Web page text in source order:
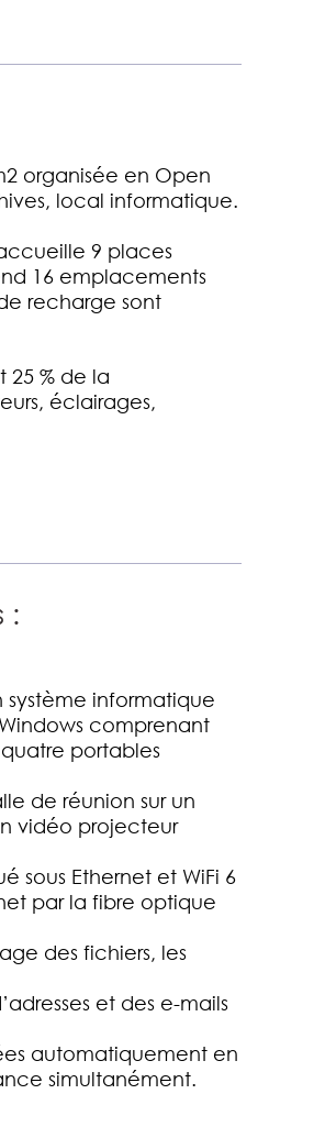
organisée en Open
local informatique.
9 places
16 emplacements
recharge sont
% de la
éclairages,
:
système informatique
comprenant
portables
de réunion sur un
vidéo projecteur
sous Ethernet et WiFi 6
par la fibre optique
des fichiers, les
et des e-mails
automatiquement en
simultanément.